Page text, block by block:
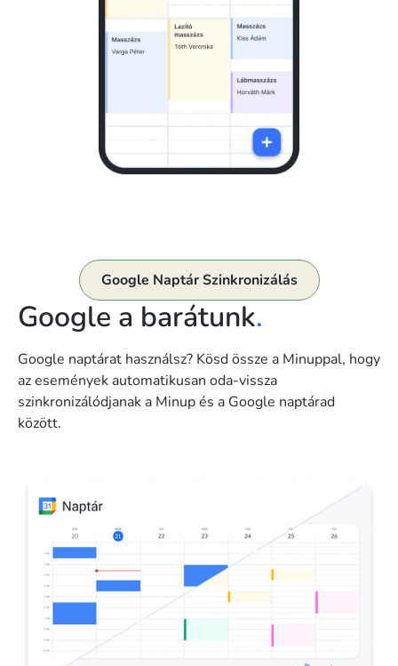
Google Naptár Szinkronizálás
Google a barátunk.
Google naptárat használsz? Kösd össze a Minuppal, hogy
az események automatikusan oda-vissza
szinkronizálódjanak a Minup és a Google naptárad
között.